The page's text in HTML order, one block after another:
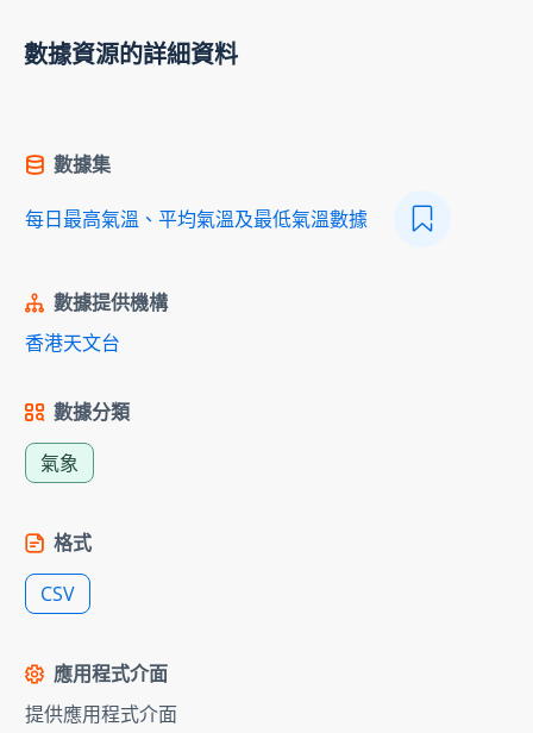
數據資源的詳細資料
數據集
每日最高氣溫、平均氣溫及最低氣溫數據
數據提供機構
香港天文台
數據分類
氣象
格式
CSV
應用程式介面
提供應用程式介面